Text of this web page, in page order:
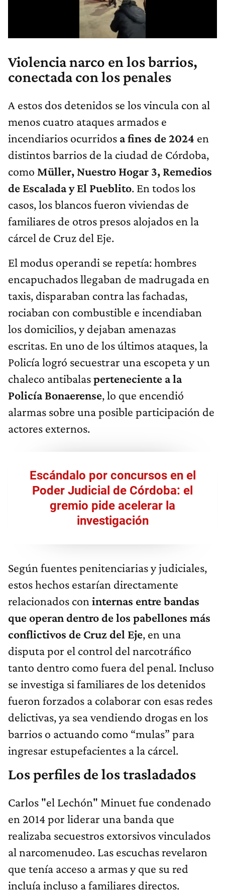
Violencia narco en los barrios,
conectada con los penales
A estos dos detenidos se los vincula con al
menos cuatro ataques armados e
incendiarios ocurridos a fines de 2024 en
distintos barrios de la ciudad de Córdoba,
como Müller, Nuestro Hogar 3, Remedios
de Escalada y El Pueblito. En todos los
casos, los blancos fueron viviendas de
familiares de otros presos alojados en la
cárcel de Cruz del Eje.
El modus operandi se repetía: hombres
encapuchados llegaban de madrugada en
taxis, disparaban contra las fachadas,
rociaban con combustible e incendiaban
los domicilios, y dejaban amenazas
escritas. En uno de los últimos ataques, la
Policía logró secuestrar una escopeta y un
chaleco antibalasperteneciente a la
Policía Bonaerense, lo que encendió
alarmas sobre una posible participación de
actores externos.
Escándalo por concursos en el
Poder Judicial de Córdoba: el
gremio pide acelerar la
investigación
Según fuentes penitenciarias y judiciales,
estos hechos estarían directamente
relacionados con internas entre bandas
que operan dentro de los pabellones más
conflictivos de Cruz del Eje, en una
disputa por el control del narcotráfico
tanto dentro como fuera del penal. Incluso
se investiga si familiares de los detenidos
fueron forzados a colaborar con esas redes
delictivas, ya sea vendiendo drogas en los
barrios o actuando como “mulas” para
ingresar estupefacientes a la cárcel.
Los perfiles de los trasladados
Carlos "el Lechón" Minuet fue condenado
en 2014 por liderar una banda que
realizaba secuestros extorsivos vinculados
al narcomenudeo. Las escuchas revelaron
que tenía acceso a armas y que su red
incluía incluso a familiares directos.